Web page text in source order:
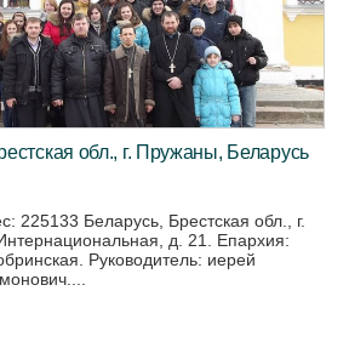
обл., г. Пружаны, Беларусь
225133 Беларусь, Брестская обл., г.
д. 21. Епархия:
Руководитель: иерей